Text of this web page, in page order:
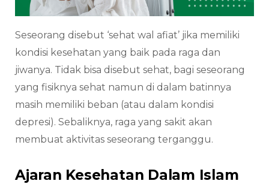
Seseorang disebut ‘sehat wal afiat’ jika memiliki
kondisi kesehatan yang baik pada raga dan
jiwanya. Tidak bisa disebut sehat, bagi seseorang
yang fisiknya sehat namun di dalam batinnya
masih memiliki beban (atau dalam kondisi
depresi). Sebaliknya, raga yang sakit akan
membuat aktivitas seseorang terganggu.
Ajaran Kesehatan Dalam Islam